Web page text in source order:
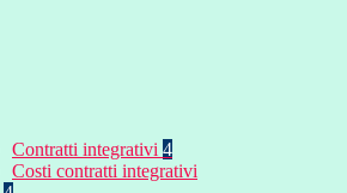
Contratti integrativi 4
Costi contratti integrativi